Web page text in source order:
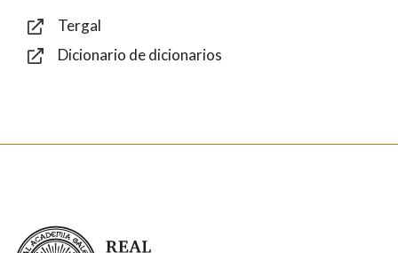
Tergal
Dicionario de dicionarios
Real Academia Galega